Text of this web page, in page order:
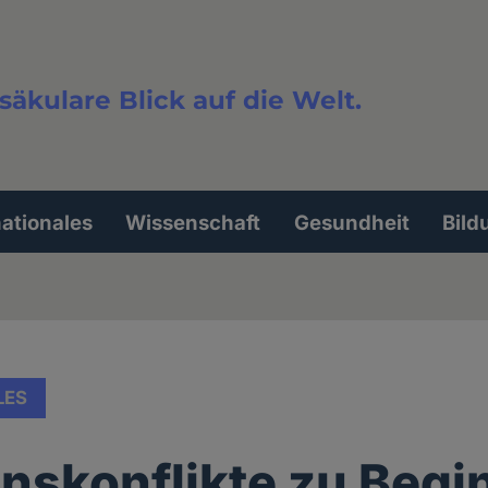
Blick auf die Welt.
Wissenschaft Gesundheit